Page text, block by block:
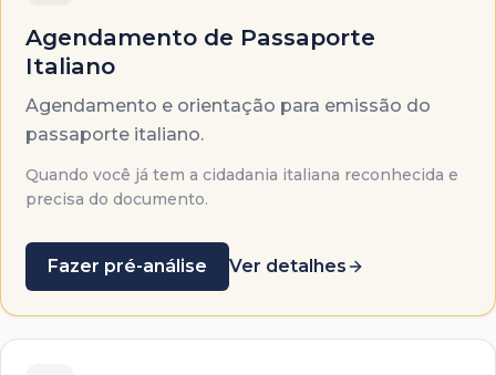
Agendamento de Passaporte
Italiano
Agendamento e orientação para emissão do
passaporte italiano.
Quando você já tem a cidadania italiana reconhecida e
precisa do documento.
Fazer pré-análise Ver detalhes